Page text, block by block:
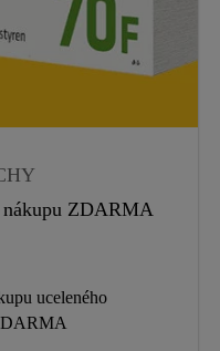
ZDARMA
uceleného